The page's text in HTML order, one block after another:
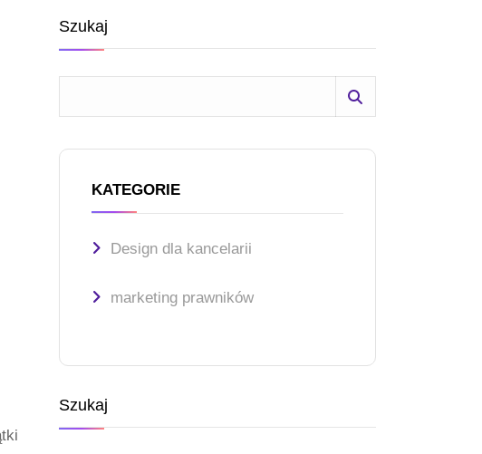
Szukaj
KATEGORIE
Design dla kancelarii
marketing prawników
Szukaj